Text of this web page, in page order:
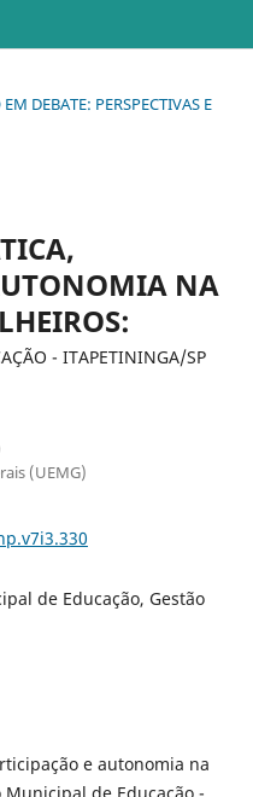
DEBATE: PERSPECTIVAS E
NA
- ITAPETININGA/SP
(UEMG)
de Educação, Gestão
e autonomia na